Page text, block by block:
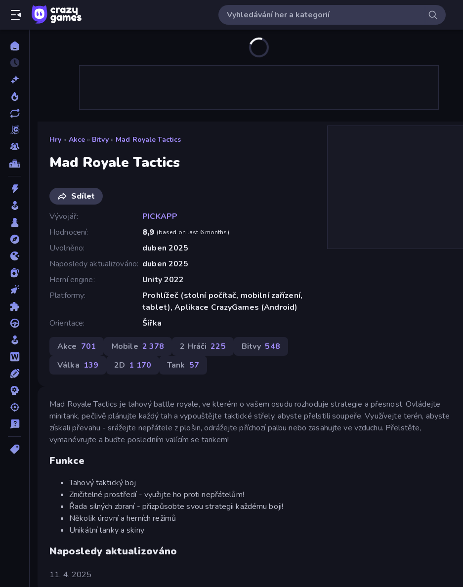
Hry » Akce » Bitvy » Mad Royale Tactics
Mad Royale Tactics
Sdílet
Vývojář
PICKAPP
Hodnocení
8,9 (based on last 6 months)
Uvolněno
duben 2025
Naposledy aktualizováno duben 2025
Herní engine
Unity 2022
Platformy
Prohlížeč (stolní počítač, mobilní zařízení,
tablet), Aplikace CrazyGames (Android)
Orientace
Šířka
Akce 701 Mobile 2 378 2 Hráči 225 Bitvy 548
Válka 139 2D 1 170 Tank 57
Mad Royale Tactics je tahový battle royale, ve kterém o vašem osudu rozhoduje strategie a přesnost. Ovládejte
minitank, pečlivě plánujte každý tah a vypouštějte taktické střely, abyste přelstili soupeře. Využívejte terén, abyste
získali převahu - srážejte nepřátele z plošin, odrážejte příchozí palbu nebo zasahujte ve vzduchu. Přelstěte,
vymanévrujte a buďte posledním valícím se tankem!
Funkce
Tahový taktický boj
Zničitelné prostředí - využijte ho proti nepřátelům!
Řada silných zbraní - přizpůsobte svou strategii každému boji!
Několik úrovní a herních režimů
Unikátní tanky a skiny
Naposledy aktualizováno
11. 4. 2025